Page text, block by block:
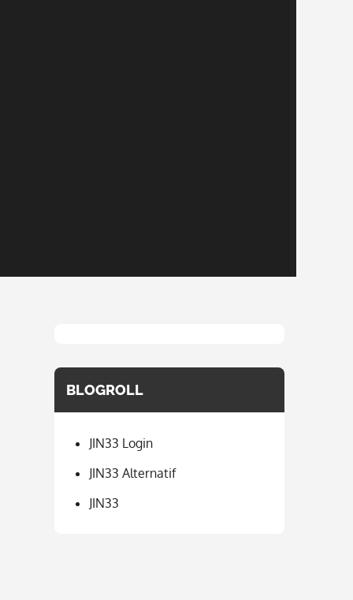
BLOGROLL
JIN33 Login
JIN33 Alternatif
JIN33